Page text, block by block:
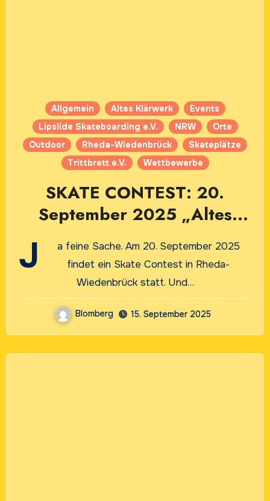
Allgemein Altes Klärwerk
Events
Lipslide Skateboarding e.V.
NRW
Orte
Outdoor
Rheda-Wiedenbrück
Skateplätze
Trittbrett e.V.
Wettbewerbe
SKATE CONTEST: 20.
September 2025 „Altes
Klärwerk“ Rheda-
Wiedenbrück
J
a feine Sache. Am 20. September 2025
findet ein Skate Contest in Rheda-
Wiedenbrück statt. Und…
Blomberg 15. September 2025